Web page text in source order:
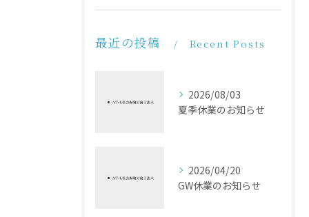
最近の投稿 Recent Posts
2026/08/03
夏季休業のお知らせ
2026/04/20
GW休業のお知らせ